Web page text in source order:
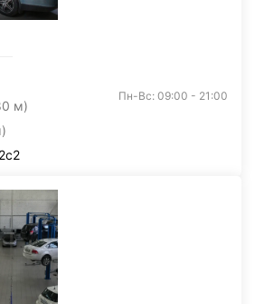
м)
Пн-Вс: 09:00 - 21:00